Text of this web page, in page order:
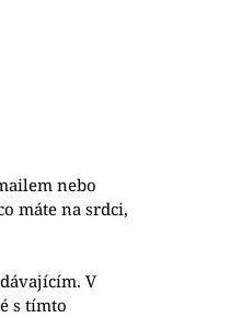
nebo
máte na srdci,
V
s tímto